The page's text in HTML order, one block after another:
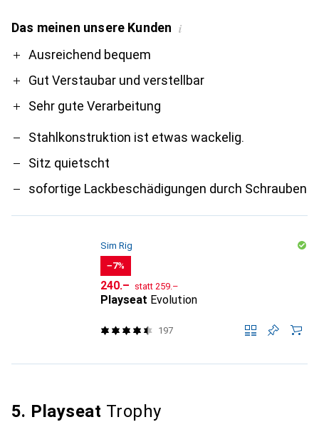
Das meinen unsere Kunden i
ProAusreichend bequem
Gut Verstaubar und verstellbar
Sehr gute Verarbeitung
Contra
Stahlkonstruktion ist etwas wackelig.
Sitz quietscht
sofortige Lackbeschädigungen durch Schrauben
Sim Rig
−7%
CHF
240.– statt CHF
259.–
Playseat Evolution
197
5. Playseat Trophy